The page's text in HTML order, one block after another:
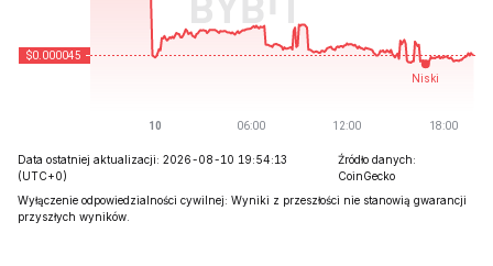
Data ostatniej aktualizacji: 2026-08-10 19:54:13
(UTC+0)
Źródło danych:
CoinGecko
Wyłączenie odpowiedzialności cywilnej: Wyniki z przeszłości nie stanowią gwarancji
przyszłych wyników.